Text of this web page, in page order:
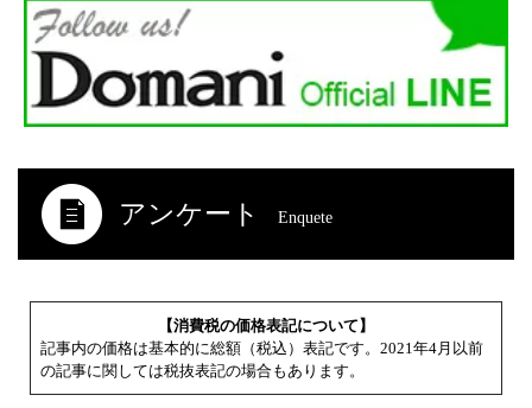
アンケート Enquete
【消費税の価格表記について】
記事内の価格は基本的に総額（税込）表記です。2021年4月以前
の記事に関しては税抜表記の場合もあります。